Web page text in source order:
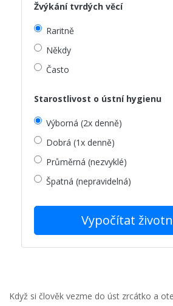
Žvýkání tvrdých věcí
Raritně
Někdy
Často
Starostlivost o ústní hygienu
Výborná (2x denně)
Dobrá (1x denně)
Průměrná (nezvyklé)
Špatná (nepravidelná)
Vypočítat
Když si člověk vezme do úst zrcátko a